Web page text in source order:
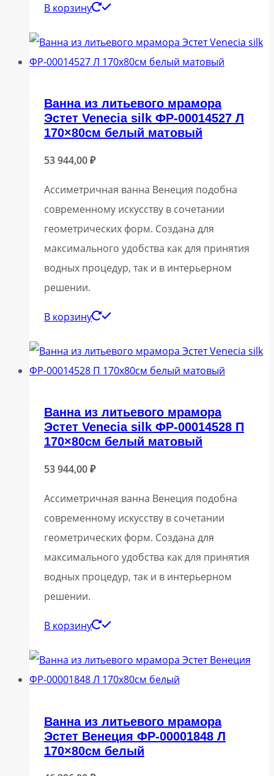
В корзину
Ванна из литьевого мрамора
Эстет Venecia silk ФР-00014527 Л
170×80см белый матовый
53 944,00₽
Ассиметричная ванна Венеция подобна
современному искусству в сочетании
геометрических форм. Создана для
максимального удобства как для принятия
водных процедур, так и в интерьерном
решении.
В корзину
Ванна из литьевого мрамора
Эстет Venecia silk ФР-00014528 П
170×80см белый матовый
53 944,00₽
Ассиметричная ванна Венеция подобна
современному искусству в сочетании
геометрических форм. Создана для
максимального удобства как для принятия
водных процедур, так и в интерьерном
решении.
В корзину
Ванна из литьевого мрамора
Эстет Венеция ФР-00001848 Л
170×80см белый